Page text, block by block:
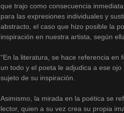
que trajo como consecuencia
para las expresiones individuales y
abstracto, el caso que hizo posible la
inspiración en nuestra artista, según
“En la literatura, se hace referencia
un todo y el poeta le adjudica a ese
sujeto de su inspiración.
Asimismo, la mirada en la poética se
lector, quien a su vez crea su propia